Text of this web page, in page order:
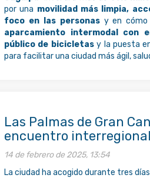
por una movilidad más limpia,
foco en las personasy en cómo
aparcamiento intermodal con
público de bicicletasy la puesta
para facilitar una ciudad más ágil,
Las Palmas de Gran
encuentro
14 de febrero de 2025, 13:54
La ciudad ha acogido durante tres